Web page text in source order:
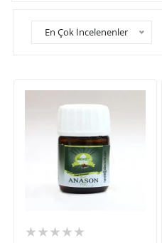
En Çok İncelenenler
★★★★★